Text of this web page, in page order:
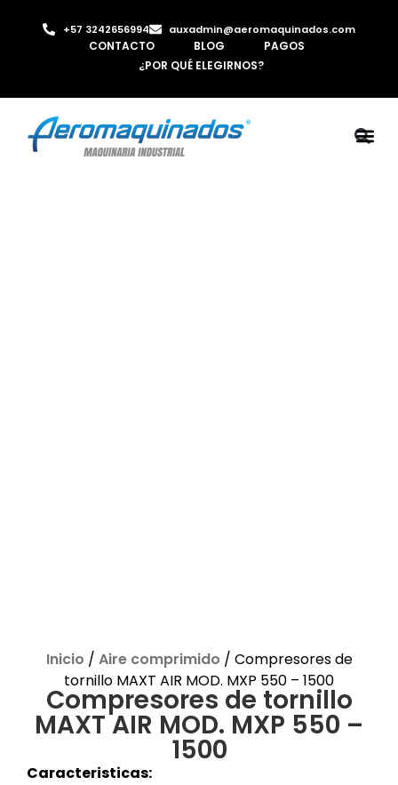
+57 3242656994 auxadmin@aeromaquinados.com
CONTACTO BLOG
PAGOS
¿POR QUÉ ELEGIRNOS?
Inicio / Aire comprimido / Compresores de
tornillo MAXT AIR MOD. MXP 550 – 1500
Compresores de tornillo
MAXT AIR MOD. MXP 550 –
1500
Caracteristicas: